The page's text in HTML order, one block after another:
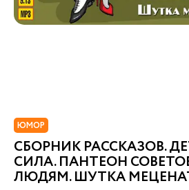
ЮМОР
СБОРНИК РАССКАЗОВ.
СИЛА. ПАНТЕОН
ЛЮДЯМ. ШУТКА